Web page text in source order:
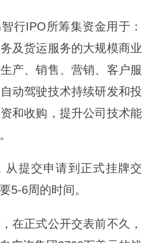
行IPO所筹集资金用于：
及货运服务的大规模商业
产、销售、营销、客户服
动驾驶技术持续研发和投
和收购，提升公司技术能
从提交申请到正式挂牌交
5-6周的时间。
在正式公开交表前不久，